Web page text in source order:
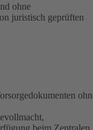
ohne
juristisch geprüften
beim Zentralen